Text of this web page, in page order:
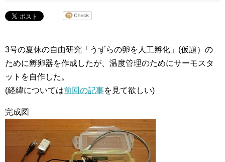
3号の夏休の自由研究「うずらの卵を人工孵化」(仮題）の
ために孵卵器を作成したが、温度管理のためにサーモスタ
ットを自作した。
(経緯については前回の記事を見て欲しい)
完成図